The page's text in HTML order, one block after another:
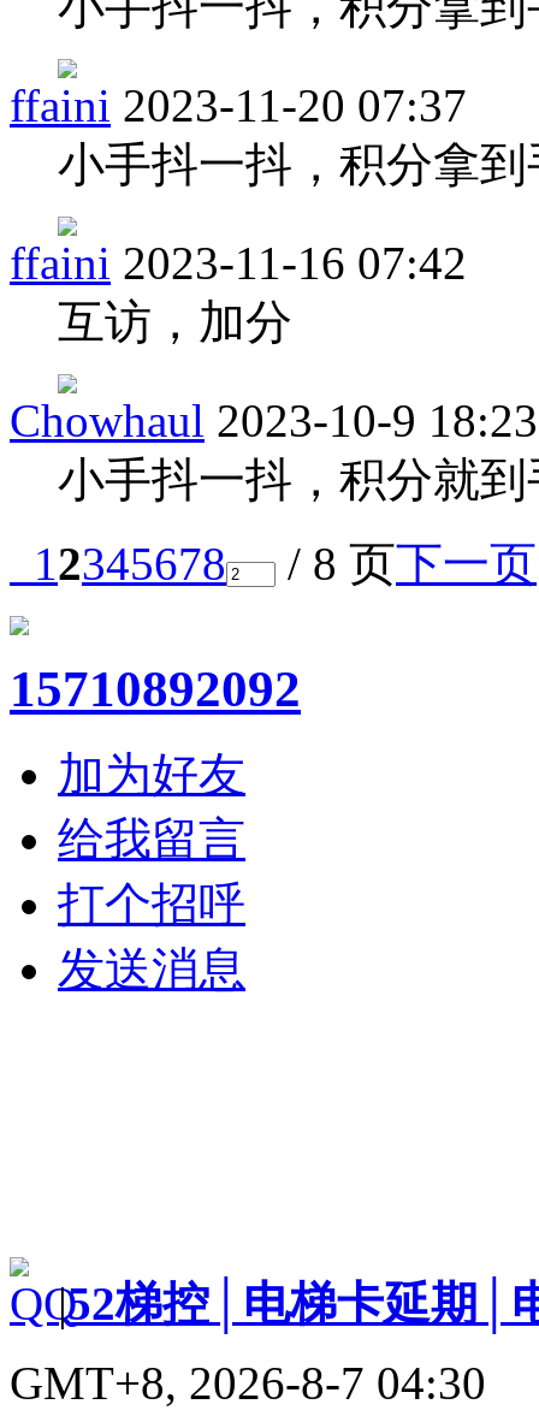
ffaini 2023-11-20 07:37
小手抖一抖，积分拿到
ffaini 2023-11-16 07:42
互访，加分
Chowhaul 2023-10-9 18:23
小手抖一抖，积分就到
12345678 / 8 页下一页
15710892092
加为好友
给我留言
打个招呼
发送消息
|52梯控│电梯卡延期│
GMT+8, 2026-8-7 04:30